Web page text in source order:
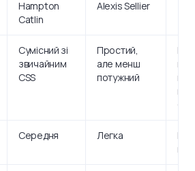
Hampton
Catlin
Alexis Sellier
Сумісний зі
звичайним
CSS
Простий,
але менш
потужний
Середня Легка